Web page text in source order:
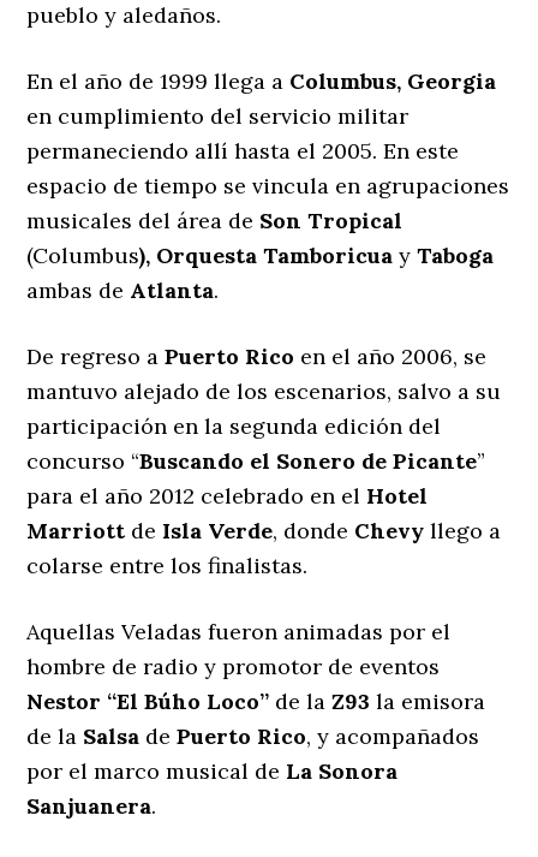
pueblo y aledaños.
En el año de 1999 llega a Columbus, Georgia
en cumplimiento del servicio militar
permaneciendo allí hasta el 2005. En este
espacio de tiempo se vincula en agrupaciones
musicales del área de Son Tropical
(Columbus), Orquesta Tamboricua yTaboga
ambas de Atlanta.
De regreso aPuerto Rico en el año 2006, se
mantuvo alejado de los escenarios, salvo a su
participación en la segunda edición del
concurso “Buscando el Sonero de Picante”
para el año 2012 celebrado en el Hotel
Marriott de Isla Verde, donde Chevy llego a
colarse entre los finalistas.
Aquellas Veladas fueron animadas por el
hombre de radio y promotor de eventos
Nestor “El Búho Loco” de laZ93 la emisora
de la Salsa dePuerto Rico, y acompañados
por el marco musical de La Sonora
Sanjuanera.